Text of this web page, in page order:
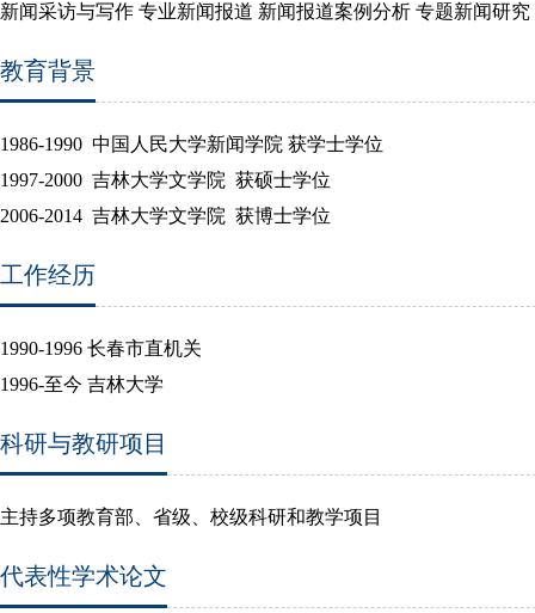
新闻采访与写作 专业新闻报道 新闻报道案例分析 专题新闻研究
教育背景
1986-1990 中国人民大学新闻学院 获学士学位
1997-2000 吉林大学文学院 获硕士学位
2006-2014 吉林大学文学院 获博士学位
工作经历
1990-1996 长春市直机关
1996-至今 吉林大学
科研与教研项目
主持多项教育部、省级、校级科研和教学项目
代表性学术论文